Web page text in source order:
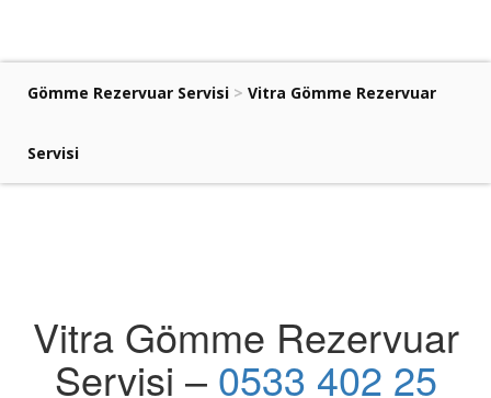
Gömme Rezervuar Servisi > Vitra Gömme Rezervuar
Servisi
Vitra Gömme Rezervuar
Servisi –0533 402 25